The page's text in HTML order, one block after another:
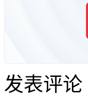
发表评论